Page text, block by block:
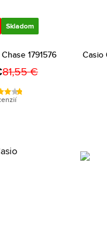
Skladom
1791576
81,55 €
Casio